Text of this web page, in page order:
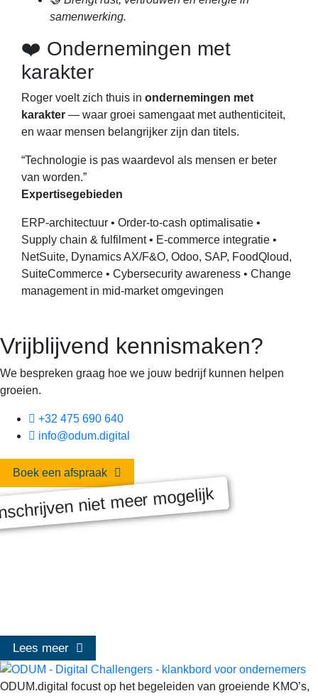
samenwerking.
❤️ Ondernemingen met
karakter
Roger voelt zich thuis in ondernemingen met
karakter — waar groei samengaat met authenticiteit,
en waar mensen belangrijker zijn dan titels.
“Technologie is pas waardevol als mensen er beter
van worden.”
Expertisegebieden
ERP-architectuur • Order-to-cash optimalisatie •
Supply chain & fulfilment • E-commerce integratie •
NetSuite, Dynamics AX/F&O, Odoo, SAP, FoodQloud,
SuiteCommerce • Cybersecurity awareness • Change
management in mid-market omgevingen
Vrijblijvend kennismaken?
We bespreken graag hoe we jouw bedrijf kunnen helpen
groeien.
+32 475 690 640
info@odum.digital
Boek een afspraak
niet meer mogelijk
MASTERCLASS 2025
Lees meer
ODUM.digital focust op het begeleiden van groeiende KMO’s,